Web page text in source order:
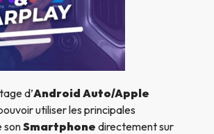
d’Android Auto/Apple
utiliser les principales
sonSmartphone directement sur